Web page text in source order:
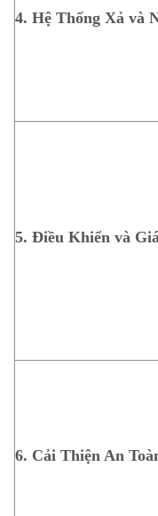
4. Hệ Thống Xả và
5. Điều Khiển và
6. Cải Thiện An